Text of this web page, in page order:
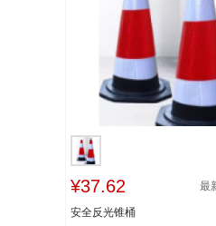
¥37.62 最
安全反光锥桶